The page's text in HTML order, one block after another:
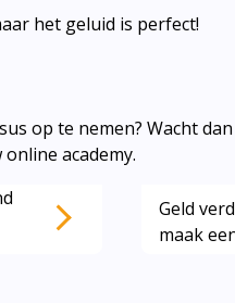
het geluid is perfect!
op te nemen? Wacht
academy.
Geld
maak